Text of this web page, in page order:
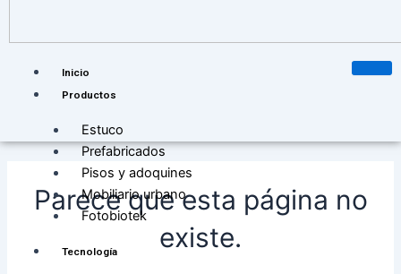
Inicio
Productos
Estuco
Prefabricados
Pisos y adoquines
Mobiliario urbano
Fotobiotek
Tecnología
Parece que esta página no
existe.